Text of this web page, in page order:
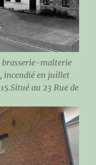
malterie
incendié en juillet
au 23 Rue de